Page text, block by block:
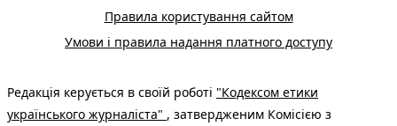
Правила користування сайтом
Умови і правила надання платного доступу
Редакція керується в своїй роботі "Кодексом етики
українського журналіста" , затвердженим Комісією з